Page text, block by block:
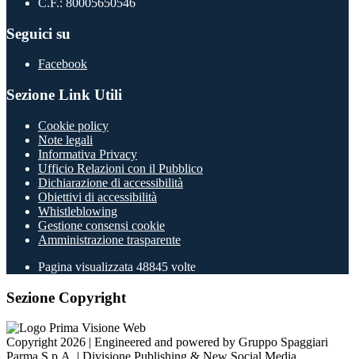
C.F.: 80005650546
Seguici su
Facebook
Sezione Link Utili
Cookie policy
Note legali
Informativa Privacy
Ufficio Relazioni con il Pubblico
Dichiarazione di accessibilità
Obiettivi di accessibilità
Whistleblowing
Gestione consensi cookie
Amministrazione trasparente
Pagina visualizzata 48845 volte
Sezione Copyright
Copyright 2026 | Engineered and powered by Gruppo Spaggiari